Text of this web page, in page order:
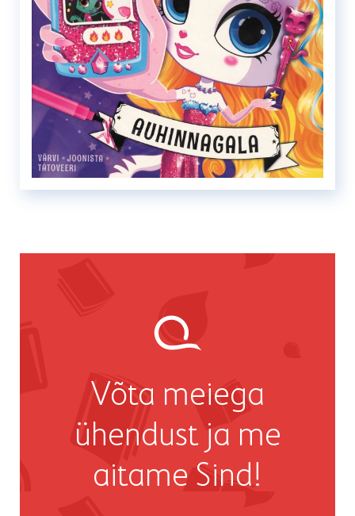
Võta meiega
ühendust ja me
aitame Sind!